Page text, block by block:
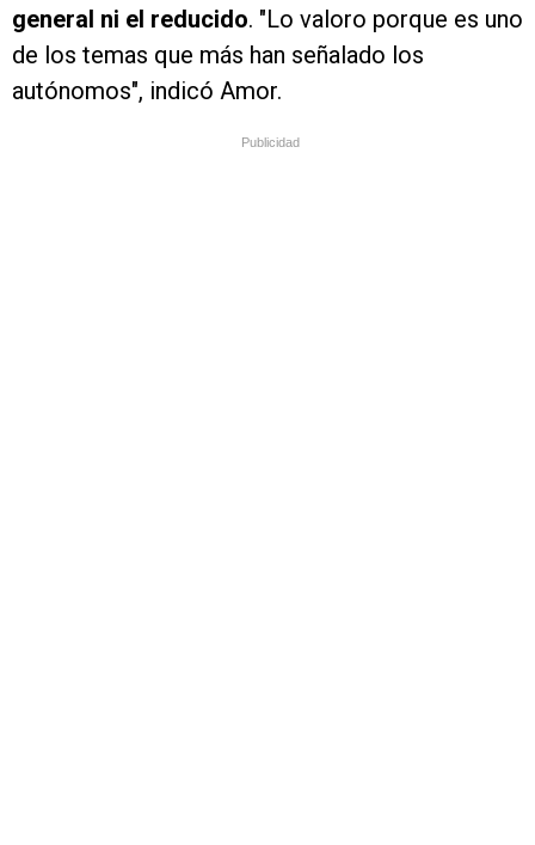
general ni el reducido. "Lo valoro porque es uno
de los temas que más han señalado los
autónomos", indicó Amor.
Publicidad